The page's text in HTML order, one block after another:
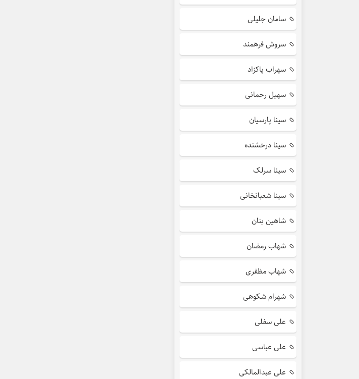
سامان جلیلی
سروش فرهمند
سهراب پاکزاد
سهیل رحمانی
سینا پارسیان
سینا درخشنده
سینا سرلک
سینا شعبانخانی
شاهین بنان
شهاب رمضان
شهاب مظفری
شهرام شکوهی
علی سفلی
علی عباسی
علی عبدالمالکی